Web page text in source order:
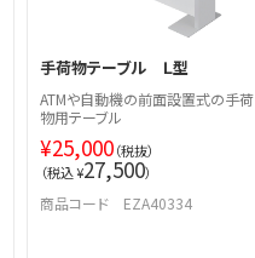
手荷物テーブル Ｌ型
ATMや自動機の前面設置式の手荷
物用テーブル
¥25,000（税抜）
（税込 ¥27,500）
商品コード EZA40334